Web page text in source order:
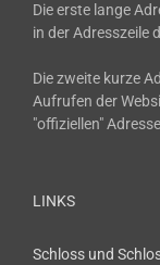
Die erste lange
in der Adresszeile
Die zweite kurze
Aufrufen der
"offiziellen"
LINKS
Schloss und